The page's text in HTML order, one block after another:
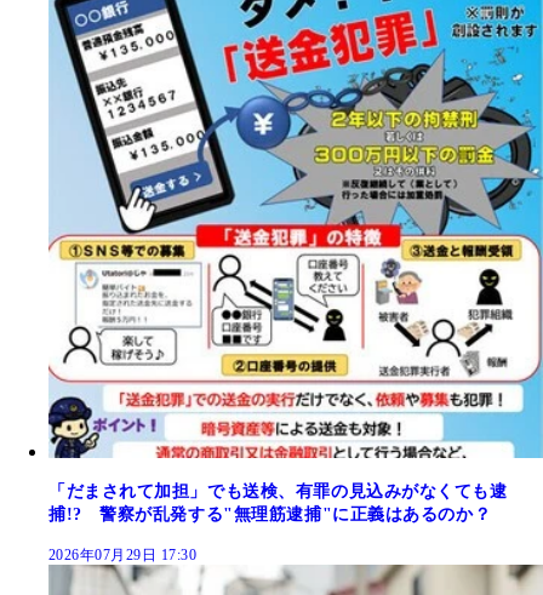
「だまされて加担」でも送検、有罪の見込みがなくても逮
捕!? 警察が乱発する"無理筋逮捕"に正義はあるのか？
2026年07月29日 17:30